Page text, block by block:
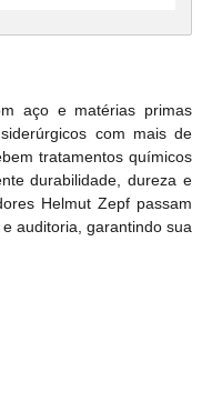
aço e matérias primas
com mais de
tratamentos químicos
durabilidade, dureza e
Helmut Zepf passam
auditoria, garantindo sua